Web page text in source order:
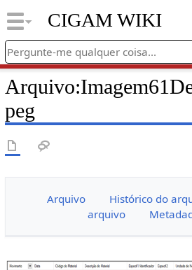
CIGAM WIKI
Arquivo:
peg
Arquivo Histórico do
arquivo